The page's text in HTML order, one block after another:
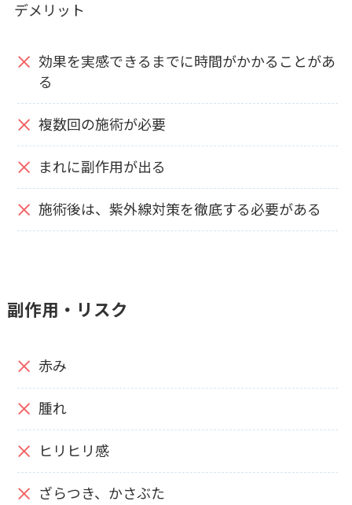
デメリット
効果を実感できるまでに時間がかかることがあ
る
複数回の施術が必要
まれに副作用が出る
施術後は、紫外線対策を徹底する必要がある
副作用・リスク
赤み
腫れ
ヒリヒリ感
ざらつき、かさぶた